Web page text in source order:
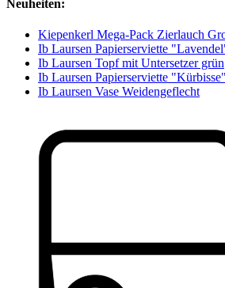
Neuheiten:
Kiepenkerl Mega-Pack Zierlauch
Ib Laursen Papierserviette
Ib Laursen Topf mit Untersetzer grün
Ib Laursen Papierserviette "Kürbisse"
Ib Laursen Vase Weidengeflecht